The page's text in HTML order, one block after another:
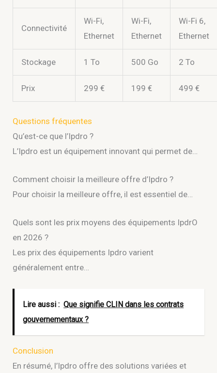
Connectivité
Wi-Fi,
Ethernet
Wi-Fi,
Ethernet
Wi-Fi 6,
Ethernet
Stockage 1 To 500 Go 2 To
Prix 299 € 199 € 499 €
Questions fréquentes
Qu’est-ce que l’Ipdro ?
L’Ipdro est un équipement innovant qui permet de…
Comment choisir la meilleure offre d’Ipdro ?
Pour choisir la meilleure offre, il est essentiel de…
Quels sont les prix moyens des équipements IpdrO
en 2026 ?
Les prix des équipements Ipdro varient
généralement entre…
Lire aussi : Que signifie CLIN dans les contrats
gouvernementaux ?
Conclusion
En résumé, l’Ipdro offre des solutions variées et